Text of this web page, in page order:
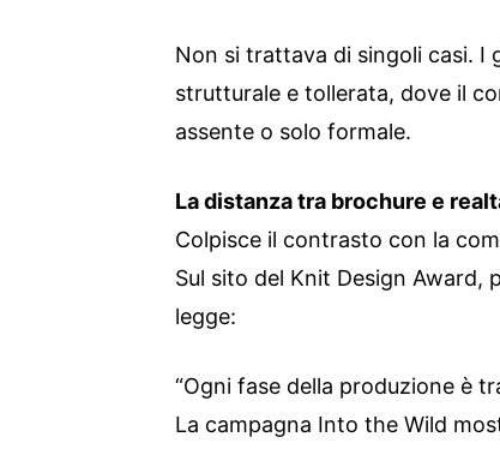
Non si trattava di singoli casi. I
strutturale e tollerata, dove il
assente o solo formale.
La distanza tra brochure e
Colpisce il contrasto con la
Sul sito del Knit Design Award,
legge:
“Ogni fase della produzione è
La campagna Into the Wild